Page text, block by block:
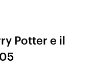
Potter e il